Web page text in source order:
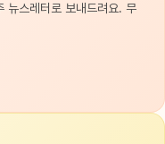
뉴스레터로 보내드려요. 무